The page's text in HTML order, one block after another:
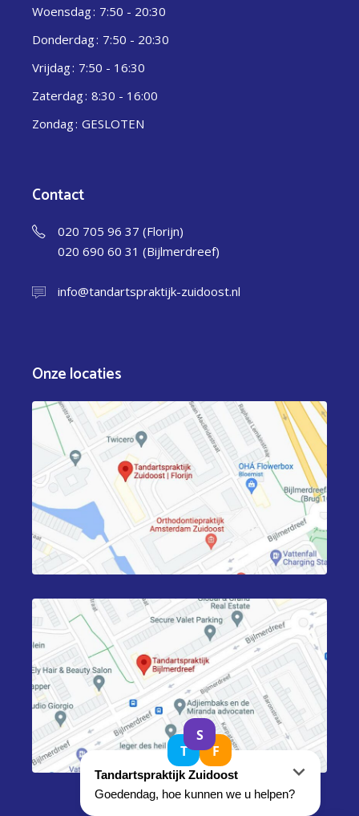
Woensdag 7:50 - 20:30
Donderdag 7:50 - 20:30
Vrijdag 7:50 - 16:30
Zaterdag 8:30 - 16:00
Zondag GESLOTEN
Contact
020 705 96 37 (Florijn)
020 690 60 31 (Bijlmerdreef)
info@tandartspraktijk-zuidoost.nl
Onze locaties